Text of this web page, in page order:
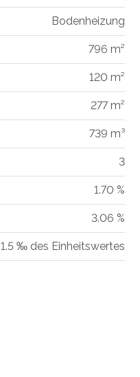
Bodenheizung
796 m²
120 m²
277 m²
739 m³
3
1.70 %
3.06 %
1.5 ‰ des Einheitswertes